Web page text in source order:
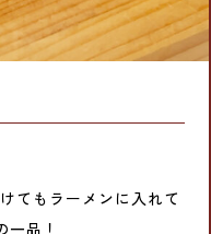
てもラーメンに入れて
品！